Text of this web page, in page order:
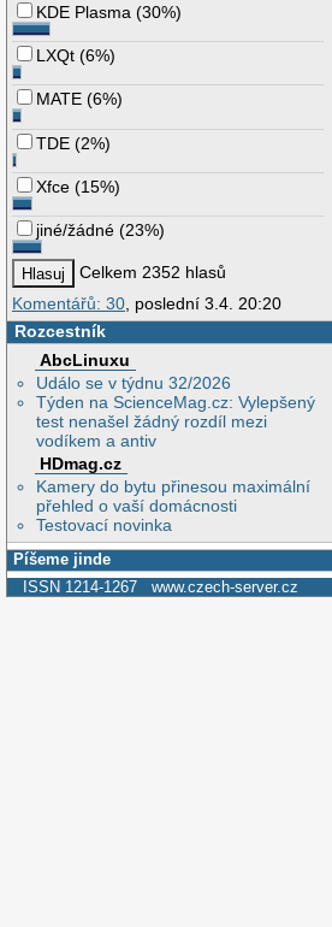
KDE Plasma (30%)
LXQt (6%)
MATE (6%)
TDE (2%)
Xfce (15%)
jiné/žádné (23%)
Celkem 2352 hlasů
Komentářů: 30 , poslední 3.4. 20:20
Rozcestník
AbcLinuxu
Událo se v týdnu 32/2026
Týden na ScienceMag.cz: Vylepšený
test nenašel žádný rozdíl mezi
vodíkem a antiv
HDmag.cz
Kamery do bytu přinesou maximální
přehled o vaší domácnosti
Testovací novinka
Píšeme jinde
ISSN 1214-1267 www.czech-server.cz